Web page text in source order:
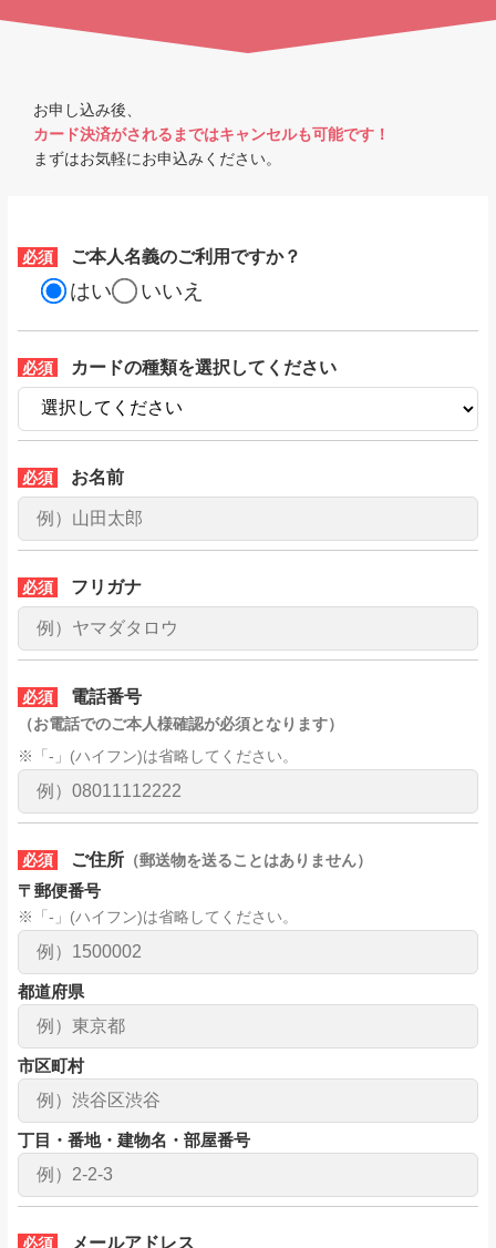
お申し込み後、
カード決済がされるまではキャンセルも可能です！
まずはお気軽にお申込みください。
必須 ご本人名義のご利用ですか？
はい いいえ
必須 カードの種類を選択してください
必須 お名前
必須 フリガナ
必須 電話番号
（お電話でのご本人様確認が必須となります）
※「-」(ハイフン)は省略してください。
必須 ご住所 （郵送物を送ることはありません）
〒郵便番号
※「-」(ハイフン)は省略してください。
都道府県
市区町村
丁目・番地・建物名・部屋番号
必須 メールアドレス